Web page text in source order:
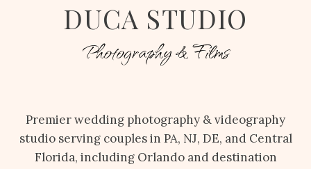
DUCA STUDIO
Photography & Films
Premier wedding photography & videography
studio serving couples in PA, NJ, DE, and Central
Florida, including Orlando and destination